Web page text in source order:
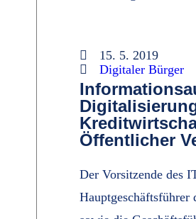
15. 5. 2019
Digitaler Bürger
Öffentlicher
Der Vorsitzende des
Hauptgeschäftsführer